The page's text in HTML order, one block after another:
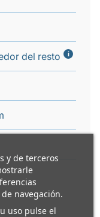
y de terceros
navegación.
uso pulse el
del resto i